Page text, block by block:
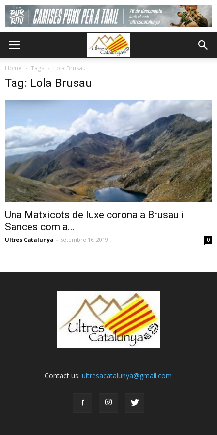
Home Tags Lola Brusau
Tag: Lola Brusau
Una Matxicots de luxe corona a Brusau i
Sances com a...
Ultres Catalunya - setembre 16, 2019 0
Contact us:ultresacatalunya@gmail.com